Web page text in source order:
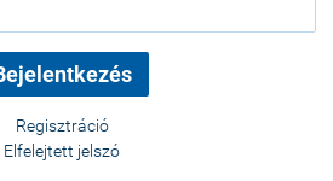
Regisztráció
Elfelejtett jelszó